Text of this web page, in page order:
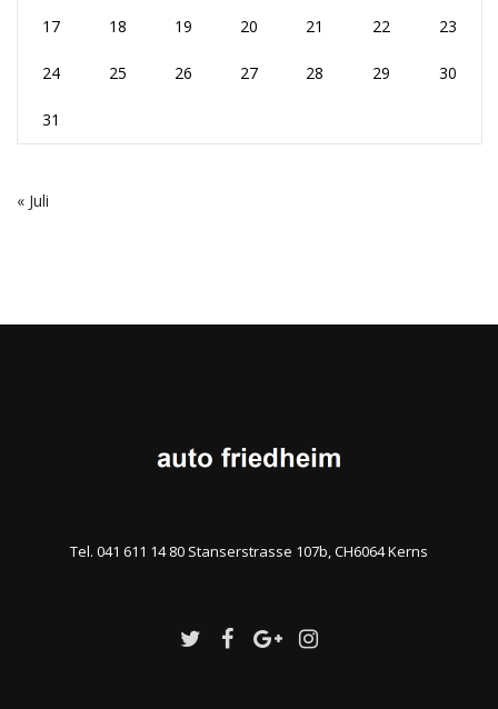
17 18 19 20 21 22 23
24 25 26 27 28 29 30
31
« Juli
Tel. 041 611 14 80 Stanserstrasse 107b, CH6064 Kerns